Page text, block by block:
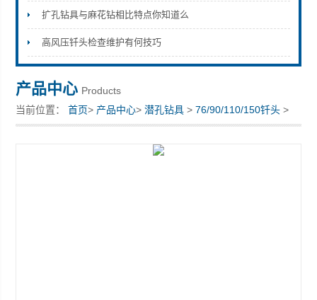
宣化县瑞科钻孔机械厂
扩孔钻具与麻花钻相比特点你知道么
高风压钎头检查维护有何技巧
产品中心 Products
当前位置：首页> 产品中心>潜孔钻具 >76/90/110/150钎头 >
黑金刚钎头宣化总代理厂家价格供货